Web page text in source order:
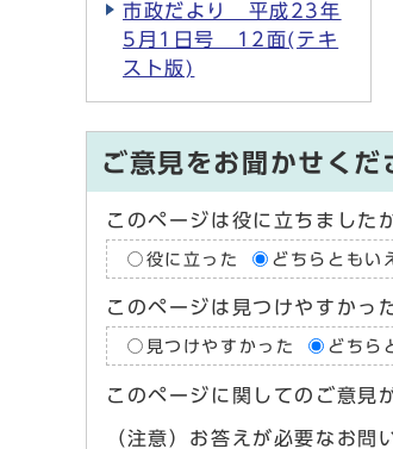
市政だより 平成23年
5月1日号 12面(テキ
スト版)
ご意見をお聞かせくだ
このページは役に立ちました
役に立った どちらともい
このページは見つけやすかっ
見つけやすかった どちら
このページに関してのご意見
（注意）お答えが必要なお